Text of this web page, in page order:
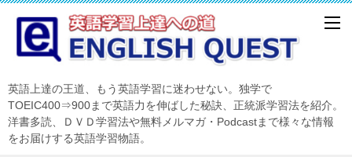
英語上達の王道、もう英語学習に迷わせない。独学で
TOEIC400⇒900まで英語力を伸ばした秘訣、正統派学習法を紹介。
洋書多読、ＤＶＤ学習法や無料メルマガ・Podcastまで様々な情報
をお届けする英語学習物語。